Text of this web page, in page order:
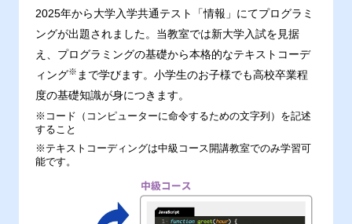
2025年から大学入学共通テスト「情報」にてプログラミ
ングが出題されました。当教室では新大学入試を見据
え、プログラミングの基礎から本格的なテキストコーデ
ィング※ まで学びます。小学生のお子様でも高校卒業程
度の基礎知識が身につきます。
※コード（コンピューターに命令するための文字列）を記述
すること
※テキストコーディングは中級コース開講教室でのみ学習可
能です。